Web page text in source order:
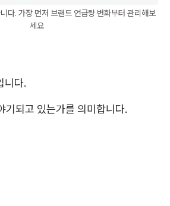
다. 가장 먼저 브랜드 언급량 변화부터 관리해보
세요
니다.
기되고 있는가를 의미합니다.